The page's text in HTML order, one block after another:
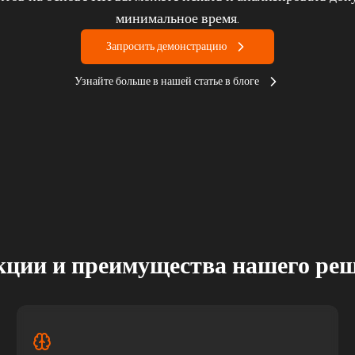
минимальное время.
Запросить демонстрацию
Узнайте больше в нашей статье в блоге
и преимущества нашего